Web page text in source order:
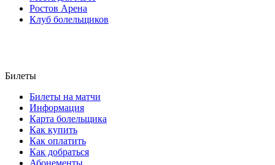
Ростов Арена
Клуб болельщиков
Билеты
Билеты на матчи
Информация
Карта болельщика
Как купить
Как оплатить
Как добраться
Абонементы